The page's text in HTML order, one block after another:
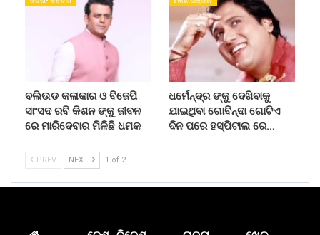
ବଲିଉଡ କଳାକାର ଓ ବିଜେପି
ସାଂସଦ ରବି କିଶନ ଙ୍କୁ ଜୀବନ
ରେ ମାରିଦେବାର ମିଳିଛି ଧମକ
ଧର୍ମେନ୍ଦ୍ର ଙ୍କୁ ଦେଖିବାକୁ
ଯାଇଥିବା ଗୋବିନ୍ଦା ଗୋଟିଏ
ଦିନ ପରେ ହସ୍ପିଟାଲ ରେ…
PREV NEXT 1 of 2